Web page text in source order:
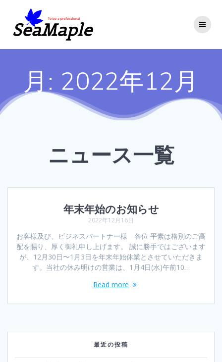
月: 2022年12月
ニュース一覧
年末年始のお知らせ
2022年12月16日
お客様及び、ビジネスパートナー様 各位 平素は格別のご高
配を賜り、厚く御礼申し上げます。 誠に勝手ではございます
が、12月30日〜1月3日を年末年始休業とさせていただきま
す。当社の休み明けの営業は、1月4日(水)午前10…
Read more
最近の投稿